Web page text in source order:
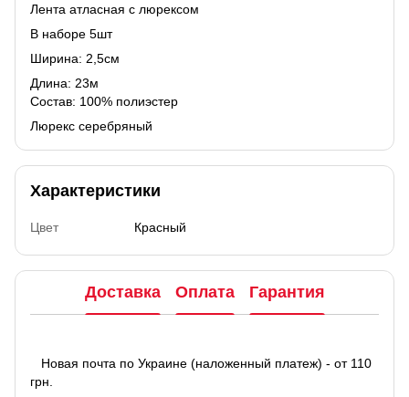
Лента атласная с люрексом
В наборе 5шт
Ширина: 2,5см
Длина: 23м
Состав: 100% полиэстер
Люрекс серебряный
Характеристики
Цвет Красный
Доставка Оплата Гарантия
Новая почта по Украине (наложенный платеж) - от 110
грн.